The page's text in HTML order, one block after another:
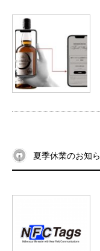
夏季休業のお知